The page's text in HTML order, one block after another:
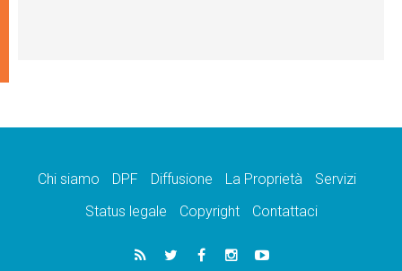
Chi siamo DPF Diffusione La Proprietà
Servizi
Status legale
Copyright Contattaci